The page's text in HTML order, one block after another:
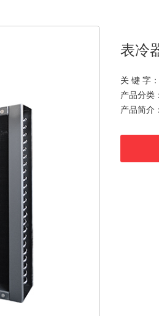
表冷
关 键 字：
产品分类：
产品简介：